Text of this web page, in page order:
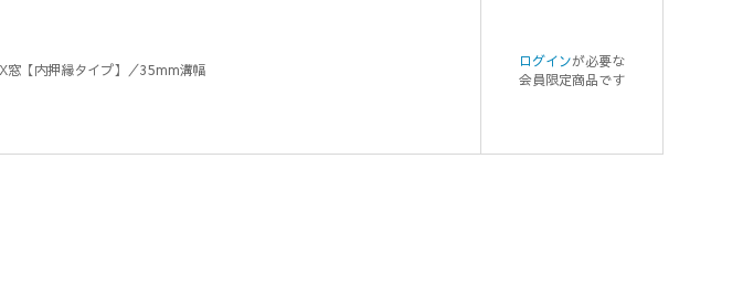
窓【内押縁タイプ】／35mm溝幅 ログインが必要な
会員限定商品です